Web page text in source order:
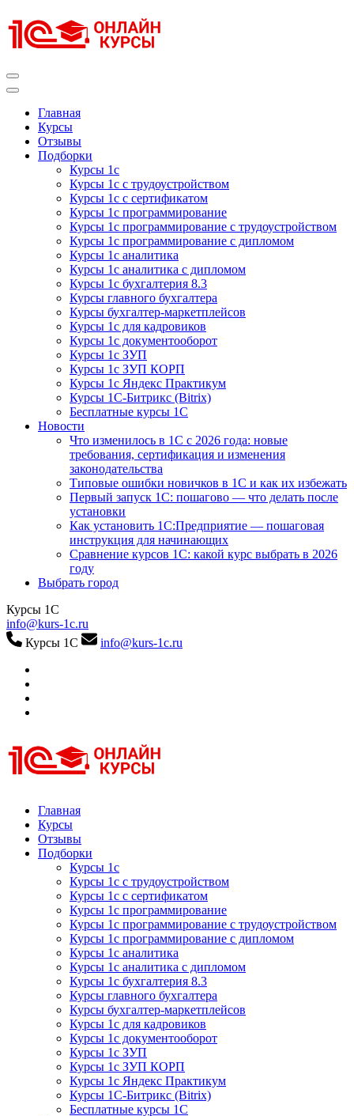
к
содержимому
Главная
Курсы
Отзывы
Подборки
Курсы 1с
Курсы 1с с трудоустройством
Курсы 1с с сертификатом
Курсы 1с программирование
Курсы 1с программирование с трудоустройством
Курсы 1с программирование с дипломом
Курсы 1с аналитика
Курсы 1с аналитика с дипломом
Курсы 1с бухгалтерия 8.3
Курсы главного бухгалтера
Курсы бухгалтер-маркетплейсов
Курсы 1с для кадровиков
Курсы 1с документооборот
Курсы 1с ЗУП
Курсы 1с ЗУП КОРП
Курсы 1с Яндекс Практикум
Курсы 1С-Битрикс (Bitrix)
Бесплатные курсы 1С
Новости
Что изменилось в 1С с 2026 года: новые
требования, сертификация и изменения
законодательства
Типовые ошибки новичков в 1С и как их избежать
Первый запуск 1С: пошагово — что делать после
установки
Как установить 1С:Предприятие — пошаговая
инструкция для начинающих
Сравнение курсов 1С: какой курс выбрать в 2026
году
Выбрать город
Курсы 1С
info@kurs-1c.ru
Курсы 1С
info@kurs-1c.ru
Курсы 1С
Курсы 1С официальная сертификация
Главная
Курсы
Отзывы
Подборки
Курсы 1с
Курсы 1с с трудоустройством
Курсы 1с с сертификатом
Курсы 1с программирование
Курсы 1с программирование с трудоустройством
Курсы 1с программирование с дипломом
Курсы 1с аналитика
Курсы 1с аналитика с дипломом
Курсы 1с бухгалтерия 8.3
Курсы главного бухгалтера
Курсы бухгалтер-маркетплейсов
Курсы 1с для кадровиков
Курсы 1с документооборот
Курсы 1с ЗУП
Курсы 1с ЗУП КОРП
Курсы 1с Яндекс Практикум
Курсы 1С-Битрикс (Bitrix)
Бесплатные курсы 1С